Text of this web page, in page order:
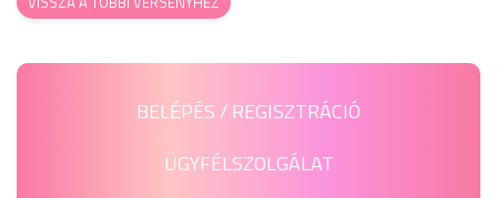
BELÉPÉS / REGISZTRÁCIÓ
ÜGYFÉLSZOLGÁLAT